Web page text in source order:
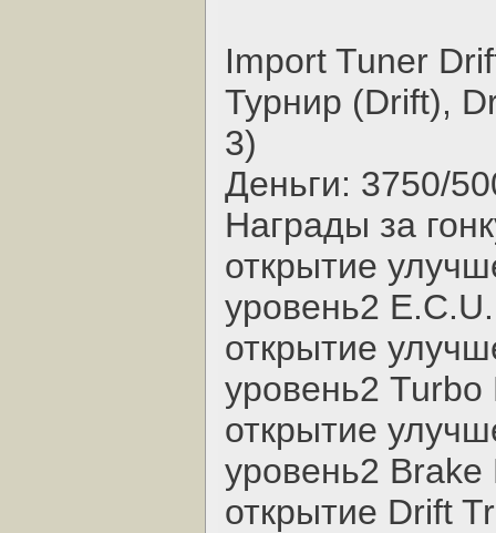
Import Tuner
Турнир (Drift),
3)
Деньги: 3750/
Награды за
открытие
уровень2
открытие
уровень2 Turbo
открытие
уровень2 Brake
открытие Drift